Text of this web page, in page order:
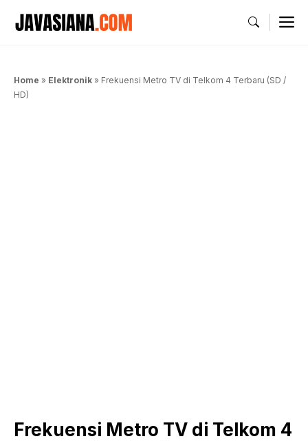
Home » Elektronik » Frekuensi Metro TV di Telkom 4 Terbaru (SD /
HD)
Frekuensi Metro TV di Telkom 4